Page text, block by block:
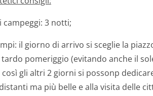
campeggi: 3 notti;
il giorno di arrivo si sceglie la
pomeriggio (evitando anche il
gli altri 2 giorni si possonp
ma più belle e alla visita delle